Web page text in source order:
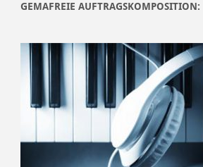
GEMAFREIE AUFTRAGSKOMPOSITION: